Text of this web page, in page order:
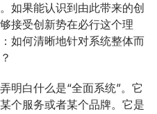
如果能认识到由此带来的创
接受创新势在必行这个理
如何清晰地针对系统整体而
明白什么是“全面系统”。它
个服务或者某个品牌。它是